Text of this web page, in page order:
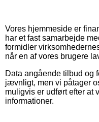
Vores hjemmeside er
har et fast samarbejde
formidler
når en af vores brugere
Data angående tilbud og
jævnligt, men vi påtager
muligvis er udført efter at
informationer.